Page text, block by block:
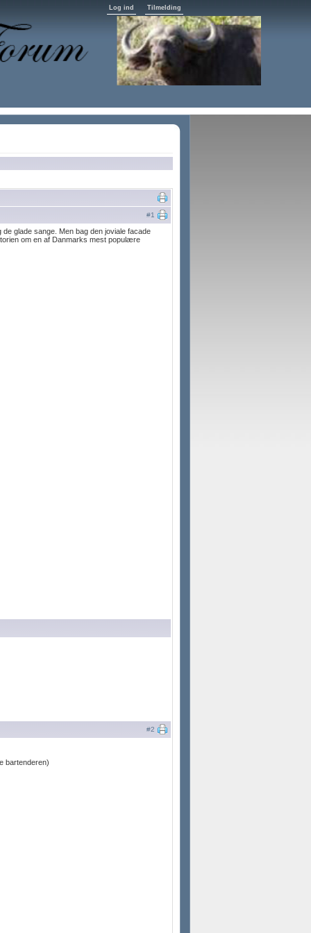
Log ind Tilmelding
#1
glade sange. Men bag den joviale facade
om en af Danmarks mest populære
#2
bartenderen)